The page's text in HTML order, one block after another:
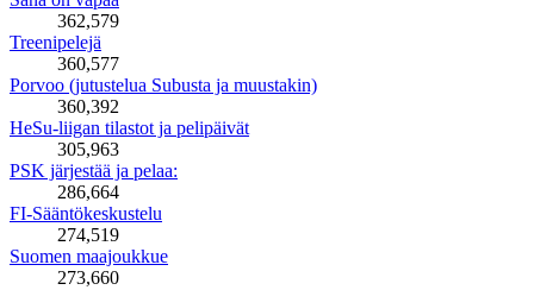
362,579
Treenipelejä
360,577
Porvoo (jutustelua Subusta ja muustakin)
360,392
HeSu-liigan tilastot ja pelipäivät
305,963
PSK järjestää ja pelaa:
286,664
FI-Sääntökeskustelu
274,519
Suomen maajoukkue
273,660